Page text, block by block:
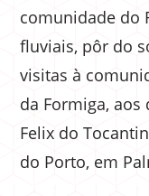
comunidade do
fluviais, pôr do
visitas à
da Formiga, aos
Felix do
do Porto, em